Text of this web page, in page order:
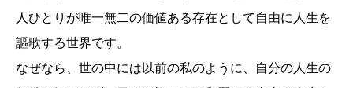
人ひとりが唯一無二の価値ある存在として自由に人生を
謳歌する世界です。
なぜなら、世の中には以前の私のように、自分の人生の